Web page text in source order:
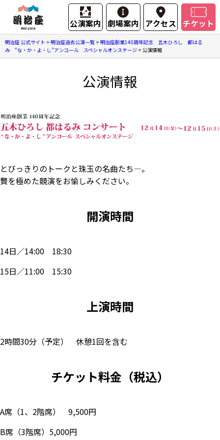
公演案内 劇場案内 アクセス チケット
明治座 公式サイト > 明治座過去公演一覧 > 明治座創業140周年記念 五木ひろし 都はる
み “な・か・よ・し”アンコール スペシャルオンステージ > 公演情報
公演情報
とびっきりのトークと珠玉の名曲たち―。
贅を極めた競演をお愉しみください。
開演時間
14日／14:00 18:30
15日／11:00 15:30
上演時間
2時間30分（予定） 休憩1回を含む
チケット料金（税込）
A席（1、2階席） 9,500円
B席（3階席） 5,000円